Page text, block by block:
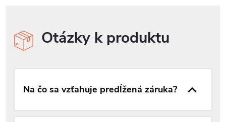
Otázky k produktu
Na čo sa vzťahuje predĺžená záruka?